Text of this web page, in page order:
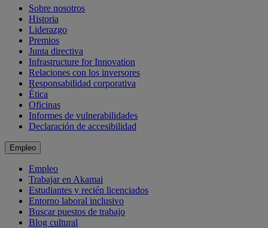
Sobre nosotros
Historia
Liderazgo
Premios
Junta directiva
Infrastructure for Innovation
Relaciones con los inversores
Responsabilidad corporativa
Ética
Oficinas
Informes de vulnerabilidades
Declaración de accesibilidad
Empleo
Empleo
Trabajar en Akamai
Estudiantes y recién licenciados
Entorno laboral inclusivo
Buscar puestos de trabajo
Blog cultural